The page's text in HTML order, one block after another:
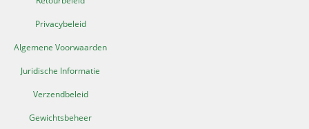
Privacybeleid
Algemene Voorwaarden
Juridische Informatie
Verzendbeleid
Gewichtsbeheer